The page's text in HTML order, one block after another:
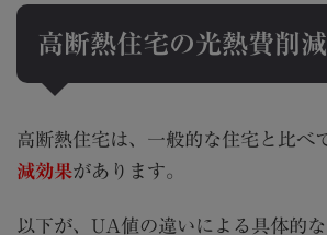
高断熱住宅の光熱費削
高断熱住宅は、一般的な住宅と比べ
減効果があります。
以下が、UA値の違いによる具体的